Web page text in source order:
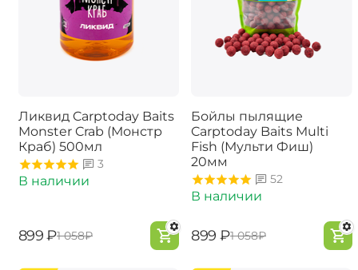
Ликвид Carptoday Baits
Monster Crab (Монстр
Краб) 500мл
3
В наличии
‍899‍ ₽‍1 058‍₽
Бойлы пылящие
Carptoday Baits Multi
Fish (Мульти Фиш)
20мм
52
В наличии
‍899‍ ₽‍1 058‍₽